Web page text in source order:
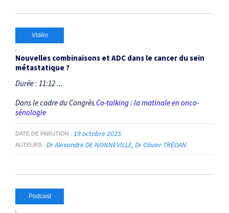
Vidéo
Nouvelles combinaisons et ADC dans le cancer du sein
métastatique ?
Durée : 11:12 ...
Dans le cadre du CongrèsCo-talking : la matinale en onco-
sénologie
DATE DE PARUTION 19 octobre 2025
AUTEURS Dr Alexandre DE NONNEVILLE Dr Olivier TRÉDAN
Podcast